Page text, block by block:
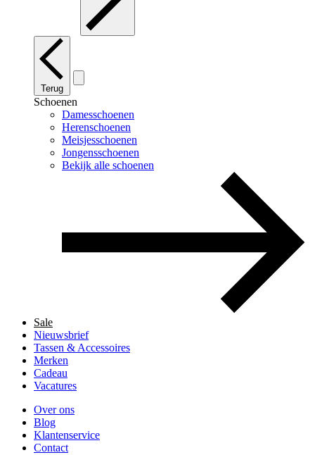
Terug
Schoenen
Damesschoenen
Herenschoenen
Meisjesschoenen
Jongensschoenen
Bekijk alle schoenen
Sale
Nieuwsbrief
Tassen & Accessoires
Merken
Cadeau
Vacatures
Over ons
Blog
Klantenservice
Contact